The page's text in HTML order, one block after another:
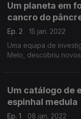
Um planeta em
cancro do
Ep. 2
15 jan. 2022
Uma equipa de
Melo, descobriu
Um catálogo de
espinhal medula
Ep. 1
08 jan. 2022